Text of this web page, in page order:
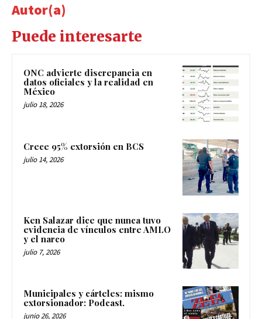
Autor(a)
Puede interesarte
ONC advierte discrepancia en
datos oficiales y la realidad en
México
julio 18, 2026
Crece 95% extorsión en BCS
julio 14, 2026
Ken Salazar dice que nunca tuvo
evidencia de vínculos entre AMLO
y el narco
julio 7, 2026
Municipales y cárteles: mismo
extorsionador: Podcast.
junio 26, 2026